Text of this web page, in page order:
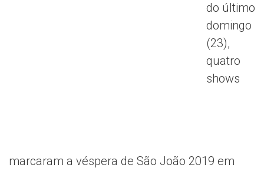
do último
domingo
(23),
quatro
shows
marcaram a véspera de São João 2019 em